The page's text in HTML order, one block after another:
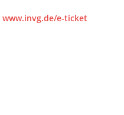
www.invg.de/e-ticket